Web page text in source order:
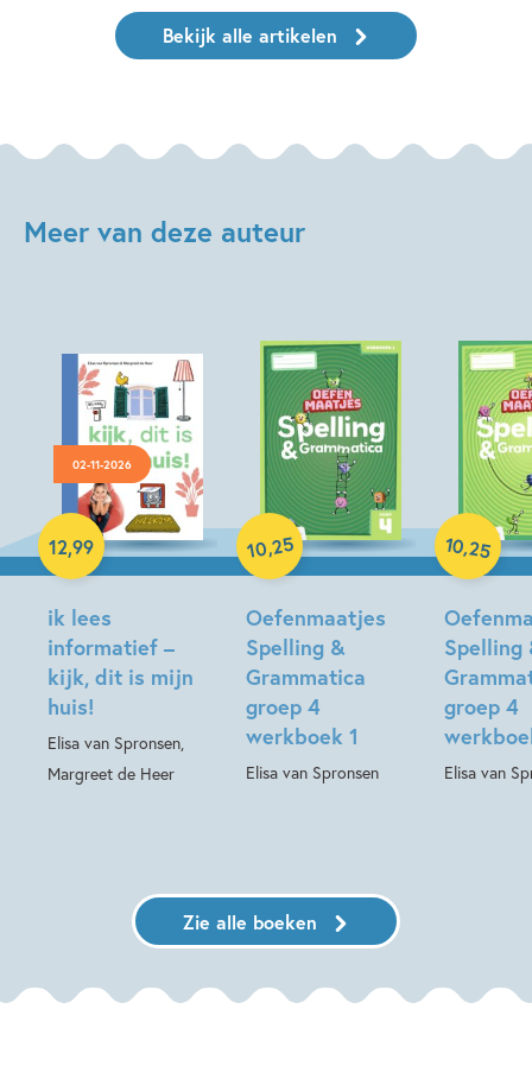
Bekijk alle artikelen
Meer van deze auteur
02-11-2026
ik lees
informatief –
kijk, dit is mijn
huis!
Elisa van Spronsen,
Margreet de Heer
12,99
Hardcover
Oefenmaatjes
Spelling &
Grammatica
groep 4
werkboek 1
Elisa van Spronsen
10,25
Paperback
Spelling
groep 4
Elisa van
10,25
Paperback
Zie alle boeken